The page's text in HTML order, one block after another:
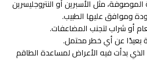
مثل الأسبرين أو النتروجليسرين
وموافق عليها الطبيب.
أو شراب لتجنب المضاعفات.
بعيدًا عن أي خطر محتمل.
بدأت فيه الأعراض لمساعدة الطاقم